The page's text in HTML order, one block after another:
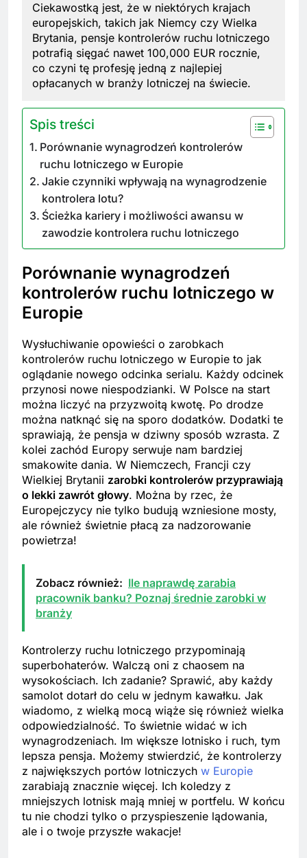
Ciekawostką jest, że w niektórych krajach
europejskich, takich jak Niemcy czy Wielka
Brytania, pensje kontrolerów ruchu lotniczego
potrafią sięgać nawet 100,000 EUR rocznie,
co czyni tę profesję jedną z najlepiej
opłacanych w branży lotniczej na świecie.
Spis treści
Porównanie wynagrodzeń kontrolerów
ruchu lotniczego w Europie
Jakie czynniki wpływają na wynagrodzenie
kontrolera lotu?
Ścieżka kariery i możliwości awansu w
zawodzie kontrolera ruchu lotniczego
Porównanie wynagrodzeń
kontrolerów ruchu lotniczego w
Europie
Wysłuchiwanie opowieści o zarobkach
kontrolerów ruchu lotniczego w Europie to jak
oglądanie nowego odcinka serialu. Każdy odcinek
przynosi nowe niespodzianki. W Polsce na start
można liczyć na przyzwoitą kwotę. Po drodze
można natknąć się na sporo dodatków. Dodatki te
sprawiają, że pensja w dziwny sposób wzrasta. Z
kolei zachód Europy serwuje nam bardziej
smakowite dania. W Niemczech, Francji czy
Wielkiej Brytanii zarobki kontrolerów przyprawiają
o lekki zawrót głowy. Można by rzec, że
Europejczycy nie tylko budują wzniesione mosty,
ale również świetnie płacą za nadzorowanie
powietrza!
Zobacz również: Ile naprawdę zarabia
pracownik banku? Poznaj średnie zarobki w
branży
Kontrolerzy ruchu lotniczego przypominają
superbohaterów. Walczą oni z chaosem na
wysokościach. Ich zadanie? Sprawić, aby każdy
samolot dotarł do celu w jednym kawałku. Jak
wiadomo, z wielką mocą wiąże się również wielka
odpowiedzialność. To świetnie widać w ich
wynagrodzeniach. Im większe lotnisko i ruch, tym
lepsza pensja. Możemy stwierdzić, że kontrolerzy
z największych portów lotniczych w Europie
zarabiają znacznie więcej. Ich koledzy z
mniejszych lotnisk mają mniej w portfelu. W końcu
tu nie chodzi tylko o przyspieszenie lądowania,
ale i o twoje przyszłe wakacje!